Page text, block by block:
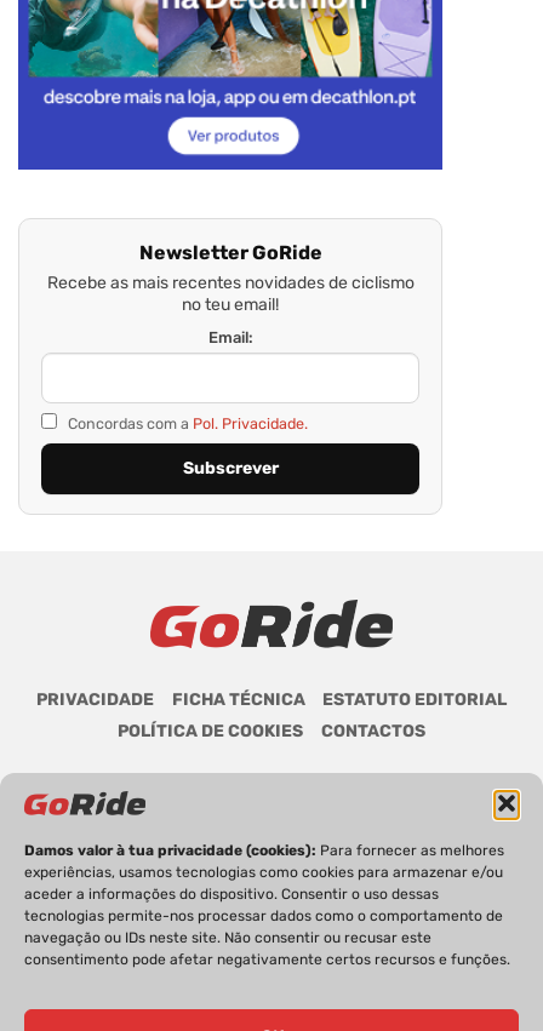
Damos valor à tua privacidade (cookies): Para fornecer as melhores
experiências, usamos tecnologias como cookies para armazenar e/ou
aceder a informações do dispositivo. Consentir o uso dessas
tecnologias permite-nos processar dados como o comportamento de
navegação ou IDs neste site. Não consentir ou recusar este
consentimento pode afetar negativamente certos recursos e funções.
Newsletter GoRide
Recebe as mais recentes novidades de ciclismo
no teu email!
Email:
Concordas com a Pol. Privacidade.
PRIVACIDADE FICHA TÉCNICA
ESTATUTO EDITORIAL
POLÍTICA DE COOKIES
CONTACTOS
GoRide 2026 | Todos os direitos reservados.